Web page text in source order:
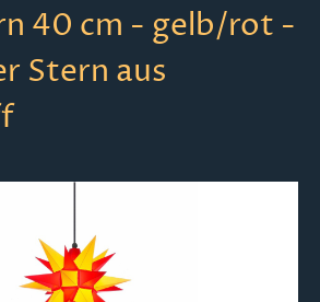
40 cm - gelb/rot -
Stern aus